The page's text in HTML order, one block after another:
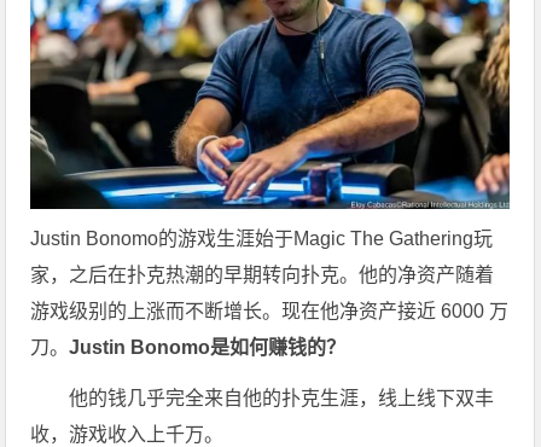
Justin Bonomo的游戏生涯始于Magic The Gathering玩
家，之后在扑克热潮的早期转向扑克。他的净资产随着
游戏级别的上涨而不断增长。现在他净资产接近 6000 万
刀。Justin Bonomo是如何赚钱的？
他的钱几乎完全来自他的扑克生涯，线上线下双丰
收，游戏收入上千万。